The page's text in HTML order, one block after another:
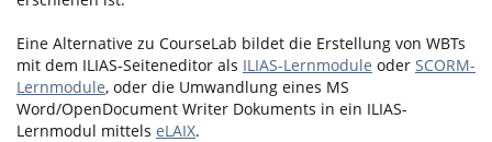
Eine Alternative zu CourseLab bildet die Erstellung von WBTs
mit dem ILIAS-Seiteneditor als ILIAS-Lernmodule oder SCORM-
Lernmodule, oder die Umwandlung eines MS
Word/OpenDocument Writer Dokuments in ein ILIAS-
Lernmodul mittels eLAIX.